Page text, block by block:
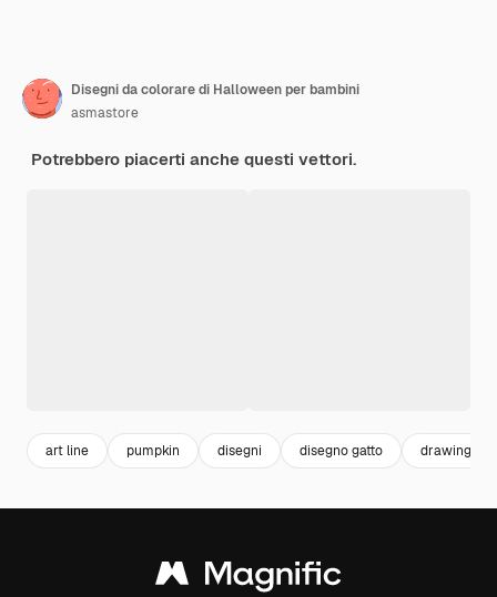
Disegni da colorare di Halloween per bambini
asmastore
Potrebbero piacerti anche questi vettori.
art line pumpkin disegni disegno gatto drawing